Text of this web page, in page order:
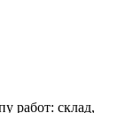
работ: склад,